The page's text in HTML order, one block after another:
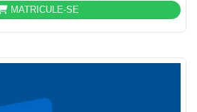
MATRICULE-SE